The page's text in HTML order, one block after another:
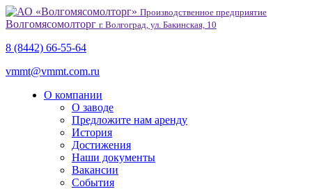
Производственное предприятие
Волгомясомолторг г. Волгоград, ул. Бакинская, 10
8 (8442) 66-55-64
vmmt@vmmt.com.ru
О компании
О заводе
Предложите нам аренду
История
Достижения
Наши документы
Вакансии
События